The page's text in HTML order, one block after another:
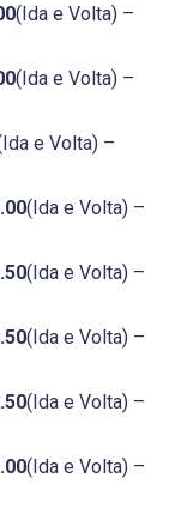
(Ida e Volta) –
(Ida e Volta) –
e Volta) –
(Ida e Volta) –
(Ida e Volta) –
(Ida e Volta) –
(Ida e Volta) –
(Ida e Volta) –